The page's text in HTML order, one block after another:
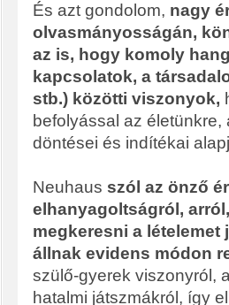
És azt gondolom, nagy
olvasmányosságán,
az is, hogy komoly
kapcsolatok, a
stb.) közötti viszonyok,
befolyással az
döntései és indítékai
Neuhaus szól az önző
elhanyagoltságról,
megkeresni a
állnak evidens módon
szülő-gyerek viszonyról,
hatalmi játszmákról, így